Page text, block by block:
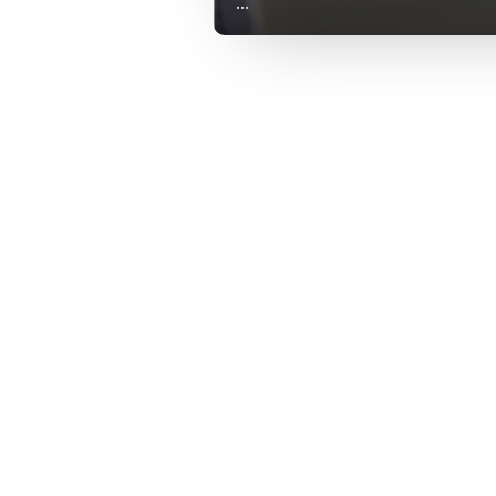
U kunt uw toestemming op
cookie-instellingenicoontje